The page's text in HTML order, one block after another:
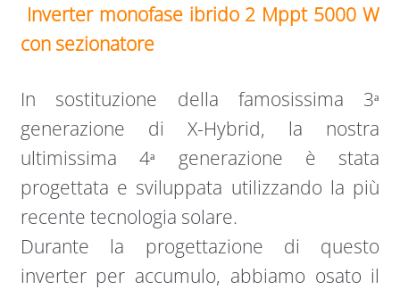
Inverter monofase ibrido 2 Mppt 5000 W
con sezionatore
In sostituzione della famosissima 3ᵃ
generazione di X-Hybrid, la nostra
ultimissima 4ᵃ generazione è stata
progettata e sviluppata utilizzando la più
recente tecnologia solare.
Durante la progettazione di questo
inverter per accumulo, abbiamo osato il